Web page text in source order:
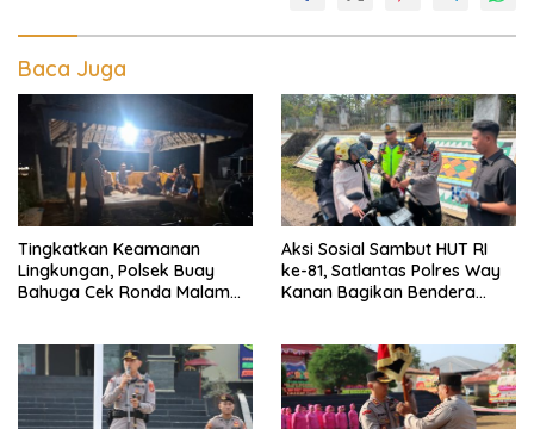
Baca Juga
Tingkatkan Keamanan
Lingkungan, Polsek Buay
Bahuga Cek Ronda Malam
Aksi Sosial Sambut HUT RI
ke-81, Satlantas Polres Way
Kanan Bagikan Bendera